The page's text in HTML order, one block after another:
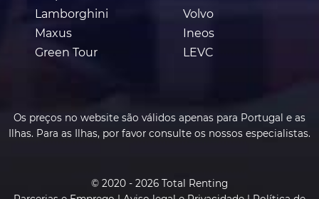
Lamborghini
Maxus
Green Tour
Volvo
Ineos
LEVC
Os preços no website são válidos apenas para Portugal e as
Ilhas. Para as Ilhas, por favor consulte os nossos especialistas.
© 2020 - 2026 Total Renting